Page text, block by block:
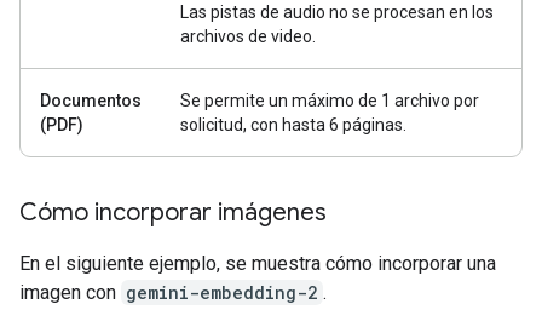
Las pistas de audio no se procesan en los
archivos de video.
Documentos
(PDF)
Se permite un máximo de 1 archivo por
solicitud, con hasta 6 páginas.
Cómo incorporar imágenes
En el siguiente ejemplo, se muestra cómo incorporar una
imagen con gemini-embedding-2 .